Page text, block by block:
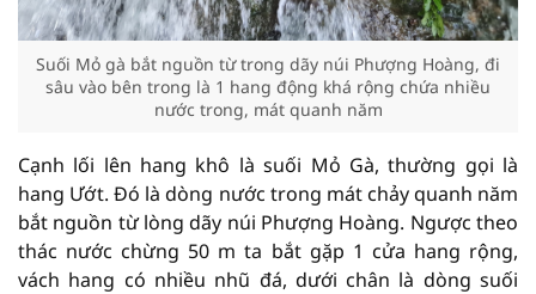
Suối Mỏ gà bắt nguồn từ trong dãy núi Phượng Hoàng, đi
sâu vào bên trong là 1 hang động khá rộng chứa nhiều
nước trong, mát quanh năm
Cạnh lối lên hang khô là suối Mỏ Gà, thường gọi là
hang Ướt. Đó là dòng nước trong mát chảy quanh năm
bắt nguồn từ lòng dãy núi Phượng Hoàng. Ngược theo
thác nước chừng 50 m ta bắt gặp 1 cửa hang rộng,
vách hang có nhiều nhũ đá, dưới chân là dòng suối